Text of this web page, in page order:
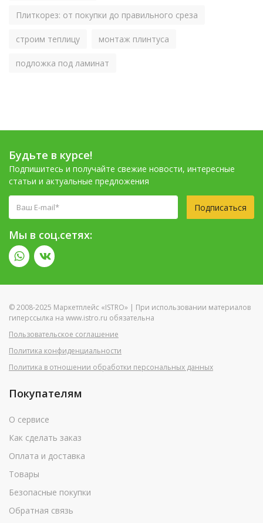
Плиткорез: от покупки до правильного среза
строим теплицу монтаж плинтуса
подложка под ламинат
Будьте в курсе!
Подпишитесь и получайте свежие новости, интересные
статьи и актуальные предложения
Подписаться
Мы в соц.сетях:
© 2008-2025 Маркетплейс «ISTRO» | При использовании материалов
гиперссылка на www.istro.ru обязательна
Пользовательское соглашение
Политика конфиденциальности
Политика в отношении обработки персональных данных
Покупателям
О сервисе
Как сделать заказ
Оплата и доставка
Товары
Безопасные покупки
Обратная связь